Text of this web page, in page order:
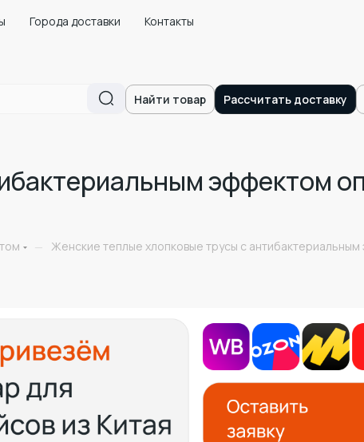
Города доставки
Контакты
Найти товар Рассчитать доставку
эффектом
—
Женские теплые хлопковые трусы с